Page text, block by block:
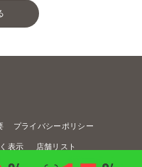
プライバシーポリシー
表示 店舗リスト